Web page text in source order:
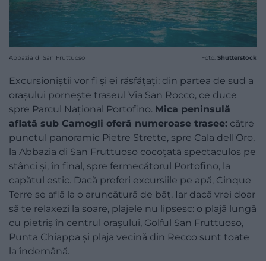
Abbazia di San Fruttuoso Foto: Shutterstock
Excursioniștii vor fi și ei răsfățați: din partea de sud a
orașului pornește traseul Via San Rocco, ce duce
spre Parcul Național Portofino. Mica peninsulă
aflată sub Camogli oferă numeroase trasee: către
punctul panoramic Pietre Strette, spre Cala dell'Oro,
la Abbazia di San Fruttuoso cocoțată spectaculos pe
stânci și, în final, spre fermecătorul Portofino, la
capătul estic. Dacă preferi excursiile pe apă, Cinque
Terre se află la o aruncătură de băț. Iar dacă vrei doar
să te relaxezi la soare, plajele nu lipsesc: o plajă lungă
cu pietriș în centrul orașului, Golful San Fruttuoso,
Punta Chiappa și plaja vecină din Recco sunt toate
la îndemână.